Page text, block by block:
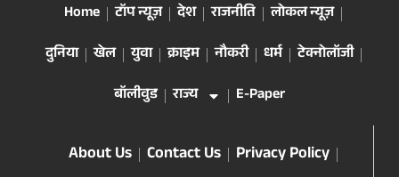
Home
टॉप न्यूज़ देश राजनीति
लोकल न्यूज़
दुनिया
खेल युवा क्राइम नौकरी धर्म
टेक्नोलॉजी
बॉलीवुड
राज्य E-Paper
About Us Contact Us
Privacy Policy